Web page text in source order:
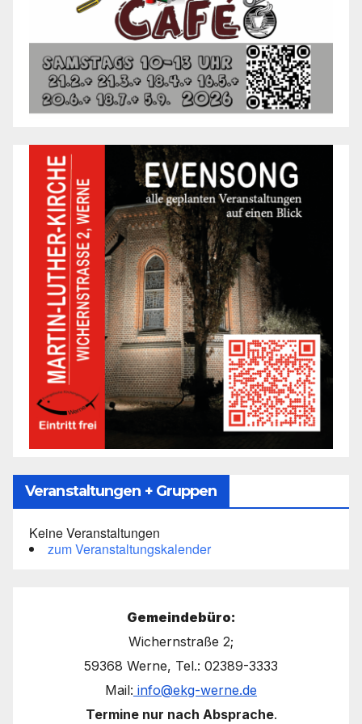
Veranstaltungen + Gruppen
Keine Veranstaltungen
zum Veranstaltungskalender
Gemeindebüro:
Wichernstraße 2;
59368 Werne, Tel.: 02389-3333
Mail: info@ekg-werne.de
Termine nur nach Absprache.